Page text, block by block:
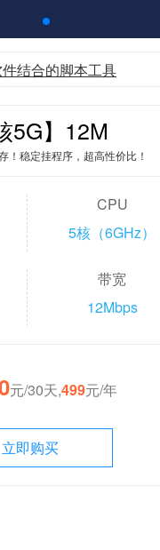
结合的脚本工具
5G】12M
！稳定挂程序，超高性价比！
CPU
5核（6GHz）
带宽
12Mbps
元/30天,499元/年
立即购买